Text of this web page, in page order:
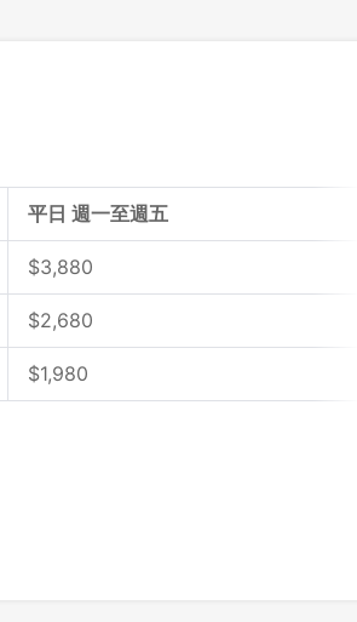
平日 週一至週五
$3,880
$2,680
$1,980